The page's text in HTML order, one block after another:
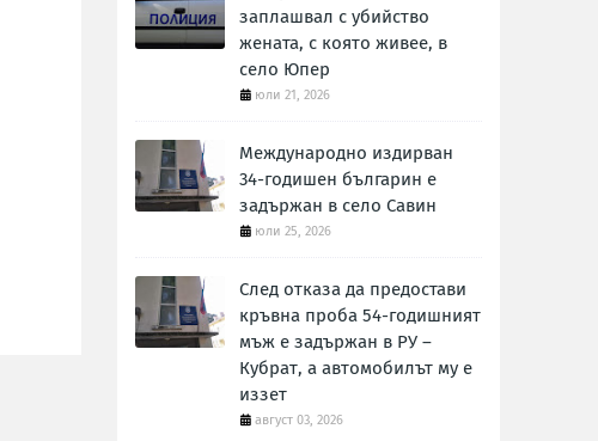
заплашвал с убийство
жената, с която живее, в
село Юпер
юли 21, 2026
Международно издирван
34-годишен българин е
задържан в село Савин
юли 25, 2026
След отказа да предостави
кръвна проба 54-годишният
мъж е задържан в РУ –
Кубрат, а автомобилът му е
иззет
август 03, 2026